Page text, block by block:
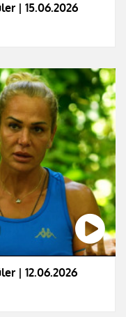
| 15.06.2026
| 12.06.2026